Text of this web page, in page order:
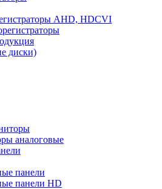
AHD, HDCVI
диски)
аналоговые
панели
панели HD